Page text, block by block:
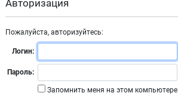
Авторизация
Пожалуйста, авторизуйтесь:
Логин:
Пароль:
Запомнить меня на этом компьютере